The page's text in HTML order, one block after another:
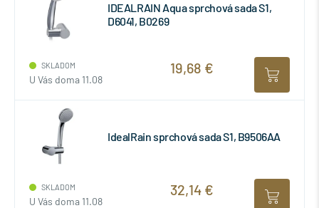
IDEALRAIN Aqua sprchová sada S1,
D6041, B0269
SKLADOM
U Vás doma 11.08
19,68 €
IdealRain sprchová sada S1, B9506AA
SKLADOM
U Vás doma 11.08
32,14 €